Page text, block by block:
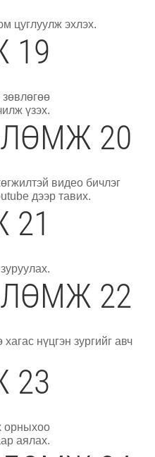
цуглуулж эхлэх.
19
үзэх.
20
видео бичлэг
дээр тавих.
22
нүцгэн зургийг авч
23
орныхоо
аялах.